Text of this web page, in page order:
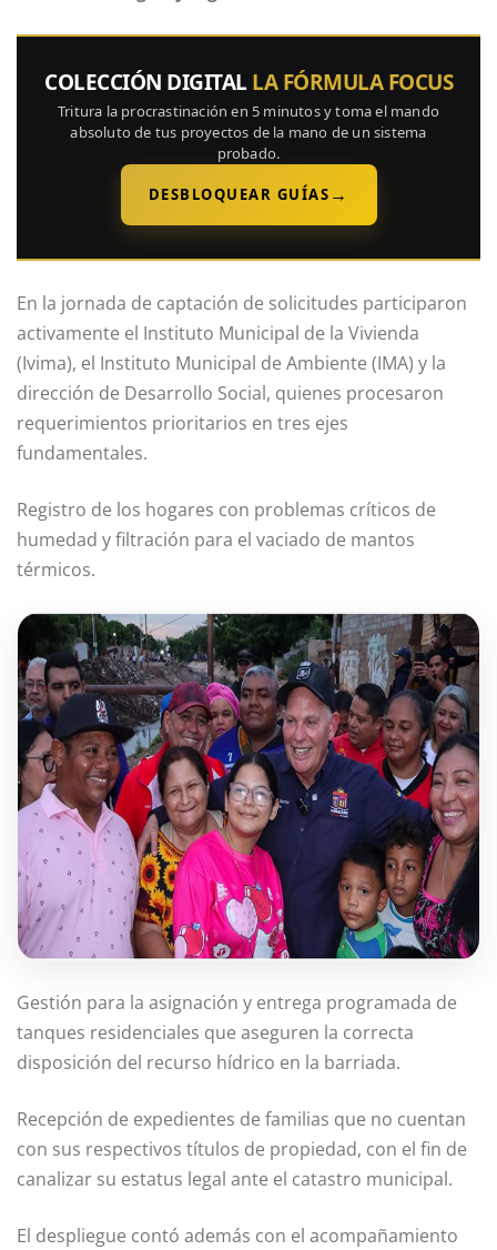
COLECCIÓN DIGITAL LA FÓRMULA FOCUS
Tritura la procrastinación en 5 minutos y toma el mando
absoluto de tus proyectos de la mano de un sistema
probado.
DESBLOQUEAR GUÍAS →
En la jornada de captación de solicitudes participaron
activamente el Instituto Municipal de la Vivienda
(Ivima), el Instituto Municipal de Ambiente (IMA) y la
dirección de Desarrollo Social, quienes procesaron
requerimientos prioritarios en tres ejes
fundamentales.
Registro de los hogares con problemas críticos de
humedad y filtración para el vaciado de mantos
térmicos.
Gestión para la asignación y entrega programada de
tanques residenciales que aseguren la correcta
disposición del recurso hídrico en la barriada.
Recepción de expedientes de familias que no cuentan
con sus respectivos títulos de propiedad, con el fin de
canalizar su estatus legal ante el catastro municipal.
El despliegue contó además con el acompañamiento